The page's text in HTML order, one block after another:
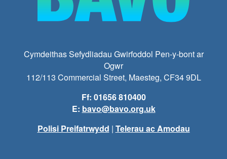
Cymdeithas Sefydliadau Gwirfoddol Pen-y-bont ar
Ogwr
112/113 Commercial Street, Maesteg, CF34 9DL
Ff: 01656 810400
E: bavo@bavo.org.uk
Polisi Preifatrwydd | Telerau ac Amodau